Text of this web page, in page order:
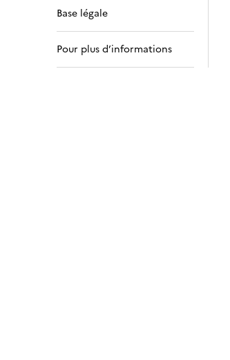
Base légale
Pour plus d’informations